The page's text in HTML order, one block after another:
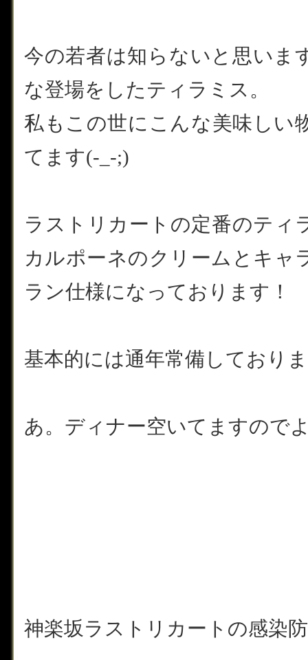
今の若者は知らないと思いま
な登場をしたティラミス。
私もこの世にこんな美味しい
てます(-_-;)
ラストリカートの定番のティ
カルポーネのクリームとキャ
ラン仕様になっております！
基本的には通年常備しており
あ。ディナー空いてますので
神楽坂ラストリカートの感染